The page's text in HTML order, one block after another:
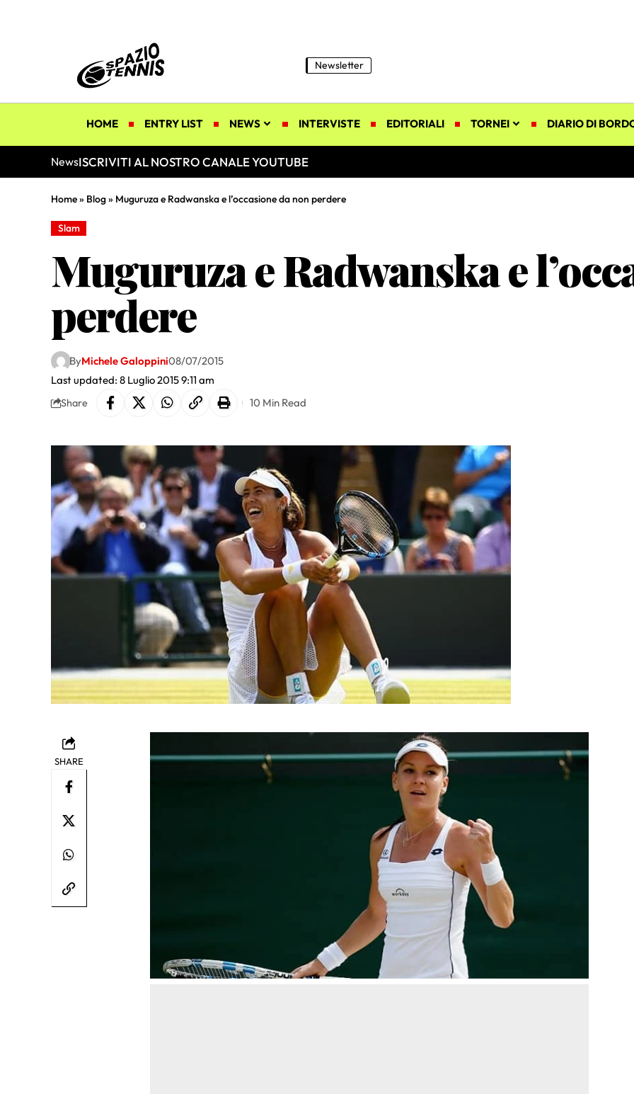
Newsletter
HOME ENTRY LIST NEWS INTERVISTE EDITORIALI TORNEI DIARIO DI
NewsISCRIVITI AL NOSTRO CANALE YOUTUBE
Home» Blog» Muguruza e Radwanska e l’occasione da non perdere
Slam
Muguruza e Radwanska e
perdere
Last updated: 8 Luglio 2015 9:11 am
ByMichele Galoppini08/07/2015
Share 10 Min Read
SHARE